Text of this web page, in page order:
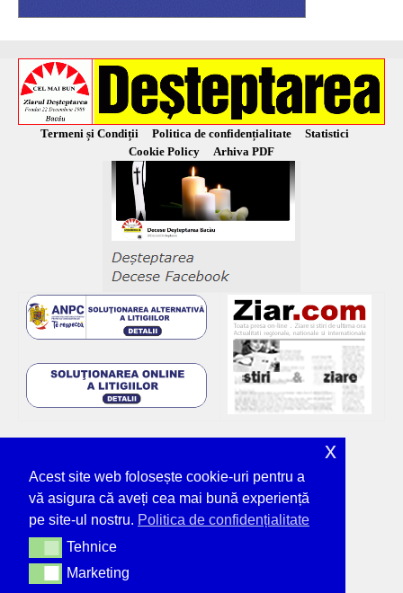
Termeni și Condiții Politica de confidențialitate
Statistici
Cookie Policy
Arhiva PDF
Acest site web folosește cookie-uri pentru a
vă asigura că aveți cea mai bună experiență
pe site-ul nostru. Politica de confidențialitate
TehniceTehnice
MarketingMarketing
x